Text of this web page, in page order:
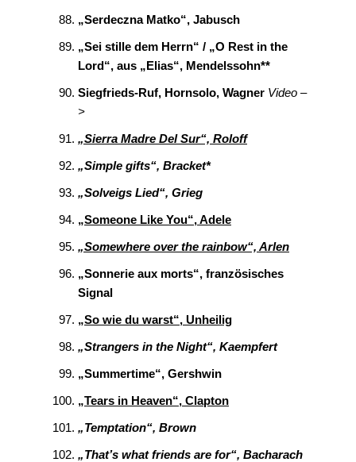
„Serdeczna Matko“, Jabusch
„Sei stille dem Herrn“ / „O Rest in the
Lord“, aus „Elias“, Mendelssohn**
Siegfrieds-Ruf, Hornsolo, Wagner Video –
>
„Sierra Madre Del Sur“, Roloff
„Simple gifts“, Bracket*
„Solveigs Lied“, Grieg
„Someone Like You“, Adele
„Somewhere over the rainbow“, Arlen
„Sonnerie aux morts“, französisches
Signal
„So wie du warst“, Unheilig
„Strangers in the Night“, Kaempfert
„Summertime“, Gershwin
„Tears in Heaven“, Clapton
„Temptation“, Brown
„That’s what friends are for“, Bacharach